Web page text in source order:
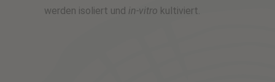
werden isoliert und in-vitro kultiviert.